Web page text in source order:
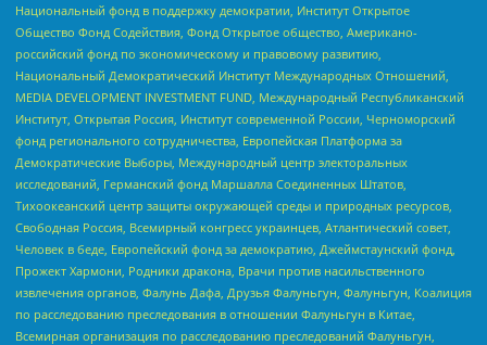
Национальный фонд в поддержку демократии, Институт Открытое
Общество Фонд Содействия, Фонд Открытое общество, Американо-
российский фонд по экономическому и правовому развитию,
Национальный Демократический Институт Международных Отношений,
MEDIA DEVELOPMENT INVESTMENT FUND, Международный Республиканский
Институт, Открытая Россия, Институт современной России, Черноморский
фонд регионального сотрудничества, Европейская Платформа за
Демократические Выборы, Международный центр электоральных
исследований, Германский фонд Маршалла Соединенных Штатов,
Тихоокеанский центр защиты окружающей среды и природных ресурсов,
Свободная Россия, Всемирный конгресс украинцев, Атлантический совет,
Человек в беде, Европейский фонд за демократию, Джеймстаунский фонд,
Прожект Хармони, Родники дракона, Врачи против насильственного
извлечения органов, Фалунь Дафа, Друзья Фалуньгун, Фалуньгун, Коалиция
по расследованию преследования в отношении Фалуньгун в Китае,
Всемирная организация по расследованию преследований Фалуньгун,